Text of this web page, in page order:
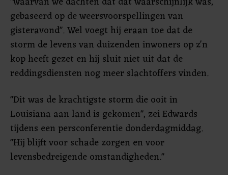
gebaseerd op de weersvoorspellingen van
gisteravond". Wel voegt hij eraan toe dat de
storm de levens van duizenden inwoners op z'n
kop heeft gezet en hij sluit niet uit dat de
reddingsdiensten nog meer slachtoffers vinden.
"Dit was de krachtigste storm die ooit in
Louisiana aan land is gekomen", zei Edwards
tijdens een persconferentie donderdagmiddag.
"Hij blijft voor schade zorgen en voor
levensbedreigende omstandigheden."